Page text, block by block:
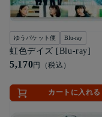
ゆうパケット便 Blu-ray
虹色デイズ [Blu-ray]
5,170円（税込）
カートに入れる